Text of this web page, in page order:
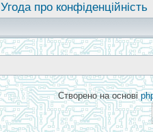
Угода про конфіденційність
Створено на основі